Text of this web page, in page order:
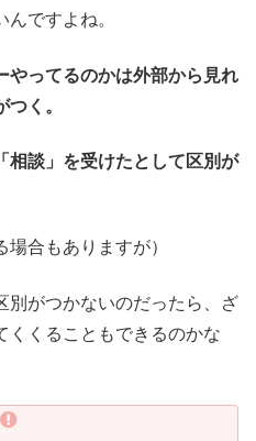
ですよね。
やってるのかは外部から見れ
く。
相談」を受けたとして区別が
場合もありますが）
別がつかないのだったら、ざ
くくることもできるのかな